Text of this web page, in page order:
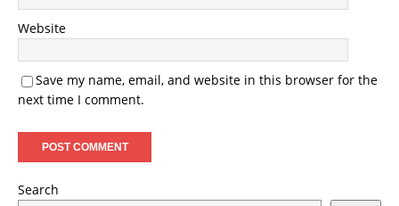
Website
Save my name, email, and website in this browser for the
next time I comment.
Search